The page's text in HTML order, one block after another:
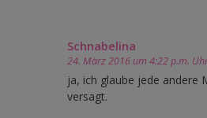
Schnabelina
24. März 2016 um 4:22 p.m.
ja, ich glaube jede andere
versagt.